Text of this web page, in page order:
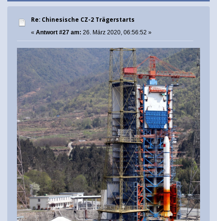
Re: Chinesische CZ-2 Trägerstarts
« Antwort #27 am: 26. März 2020, 06:56:52 »